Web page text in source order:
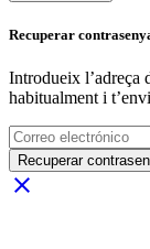
Recuperar
Introdueix l’adreça
habitualment i
Recuperar
close